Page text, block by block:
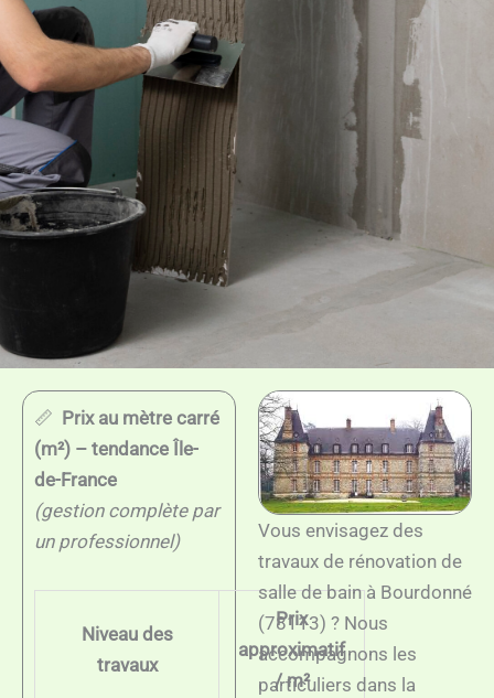
📏 Prix au mètre carré
(m²) – tendance Île-
de-France
(gestion complète par
un professionnel)
Niveau des
travaux
Prix
approximatif
/ m²
Vous envisagez des
travaux de rénovation de
salle de bain à Bourdonné
(78113) ? Nous
accompagnons les
particuliers dans la